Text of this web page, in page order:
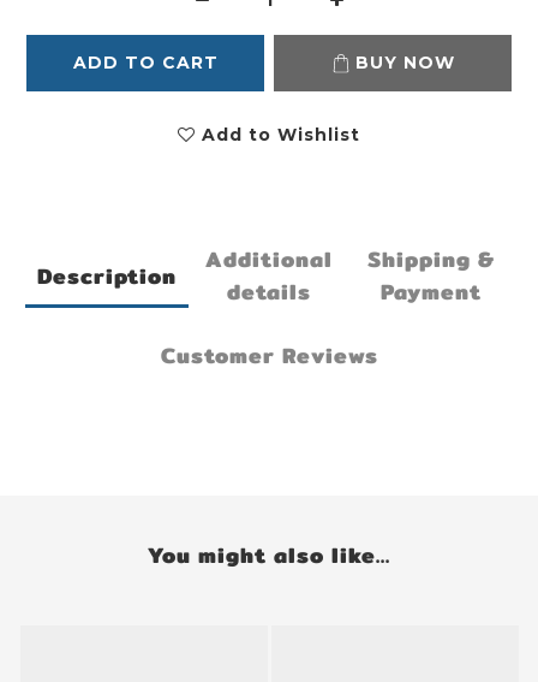
ADD TO CART BUY NOW
Add to Wishlist
Description
Additional
details
Shipping &
Payment
Customer Reviews
You might also like...